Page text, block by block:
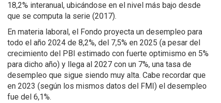
18,2% interanual, ubicándose en el nivel más bajo desde
que se computa la serie (2017).
En materia laboral, el Fondo proyecta un desempleo para
todo el año 2024 de 8,2%, del 7,5% en 2025 (a pesar del
crecimiento del PBI estimado con fuerte optimismo en 5%
para dicho año) y llega al 2027 con un 7%, una tasa de
desempleo que sigue siendo muy alta. Cabe recordar que
en 2023 (según los mismos datos del FMI) el desempleo
fue del 6,1%.